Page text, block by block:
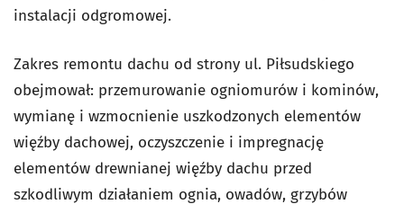
instalacji odgromowej.
Zakres remontu dachu od strony ul. Piłsudskiego
obejmował: przemurowanie ogniomurów i kominów,
wymianę i wzmocnienie uszkodzonych elementów
więźby dachowej, oczyszczenie i impregnację
elementów drewnianej więźby dachu przed
szkodliwym działaniem ognia, owadów, grzybów